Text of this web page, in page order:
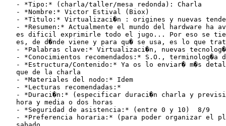
   - *Tipo:* (charla/taller/mesa redonda): Charla
   - *Nombre:* Victor Estival (Biox)
- *Titulo:* Virtualizaci�n : origines y nuevas
- *Resumen:* Actualmente el mundo del hardware ha
es dificil exprimirle todo el jugo... Por eso se
es, de d�nde viene y para qu� se usa, es lo que
- *Palabras clave:* Virtualizaci�n, nuevas
- *Conocimientos recomendados:* S.O., terminolog�a
- *Estructura/Contenido:* Ya os lo enviar� m�s
   que de la charla
   - *Materiales del nodo:* Idem
   - *Lecturas recomendadas:*
- *Duraci�n:* (especificar duraci�n charla y
   hora y media o dos horas
   - *Seguridad de asistencia:* (entre 0 y 10)  8/9
- *Preferencia horaria:* (para poder organizar el